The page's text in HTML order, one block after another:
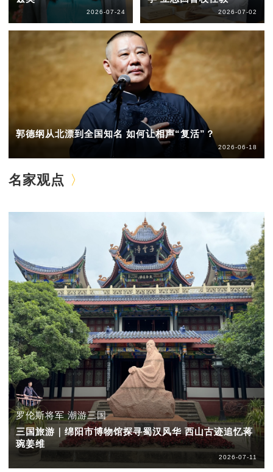
2026-07-24 2026-07-02
郭德纲从北漂到全国知名 如何让相声“复活”？
2026-06-18
名家观点
罗伦斯将军 潮游三国
三国旅游｜绵阳市博物馆探寻蜀汉风华 西山古迹追忆蒋
琬姜维
2026-07-11